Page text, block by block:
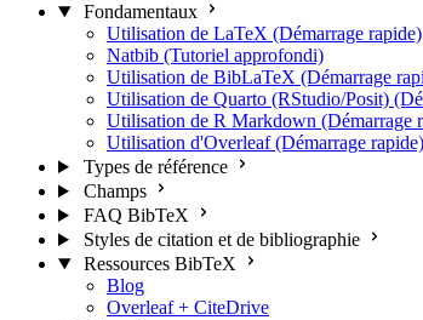
Fondamentaux
Utilisation de LaTeX (Démarrage rapide)
Natbib (Tutoriel approfondi)
Utilisation de BibLaTeX (Démarrage
Utilisation de Quarto (RStudio/Posit)
Utilisation de R Markdown (Démarrage
Utilisation d'Overleaf (Démarrage rapide)
Types de référence
Champs
FAQ BibTeX
Styles de citation et de bibliographie
Ressources BibTeX
Blog
Overleaf + CiteDrive